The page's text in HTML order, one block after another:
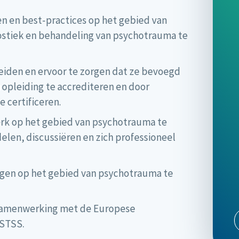
en best-practices op het gebied van
en behandeling van psychotrauma te
en ervoor te zorgen dat ze bevoegd
te accrediteren en door
certificeren.
op het gebied van psychotrauma te
discussiëren en zich professioneel
op het gebied van psychotrauma te
met de Europese